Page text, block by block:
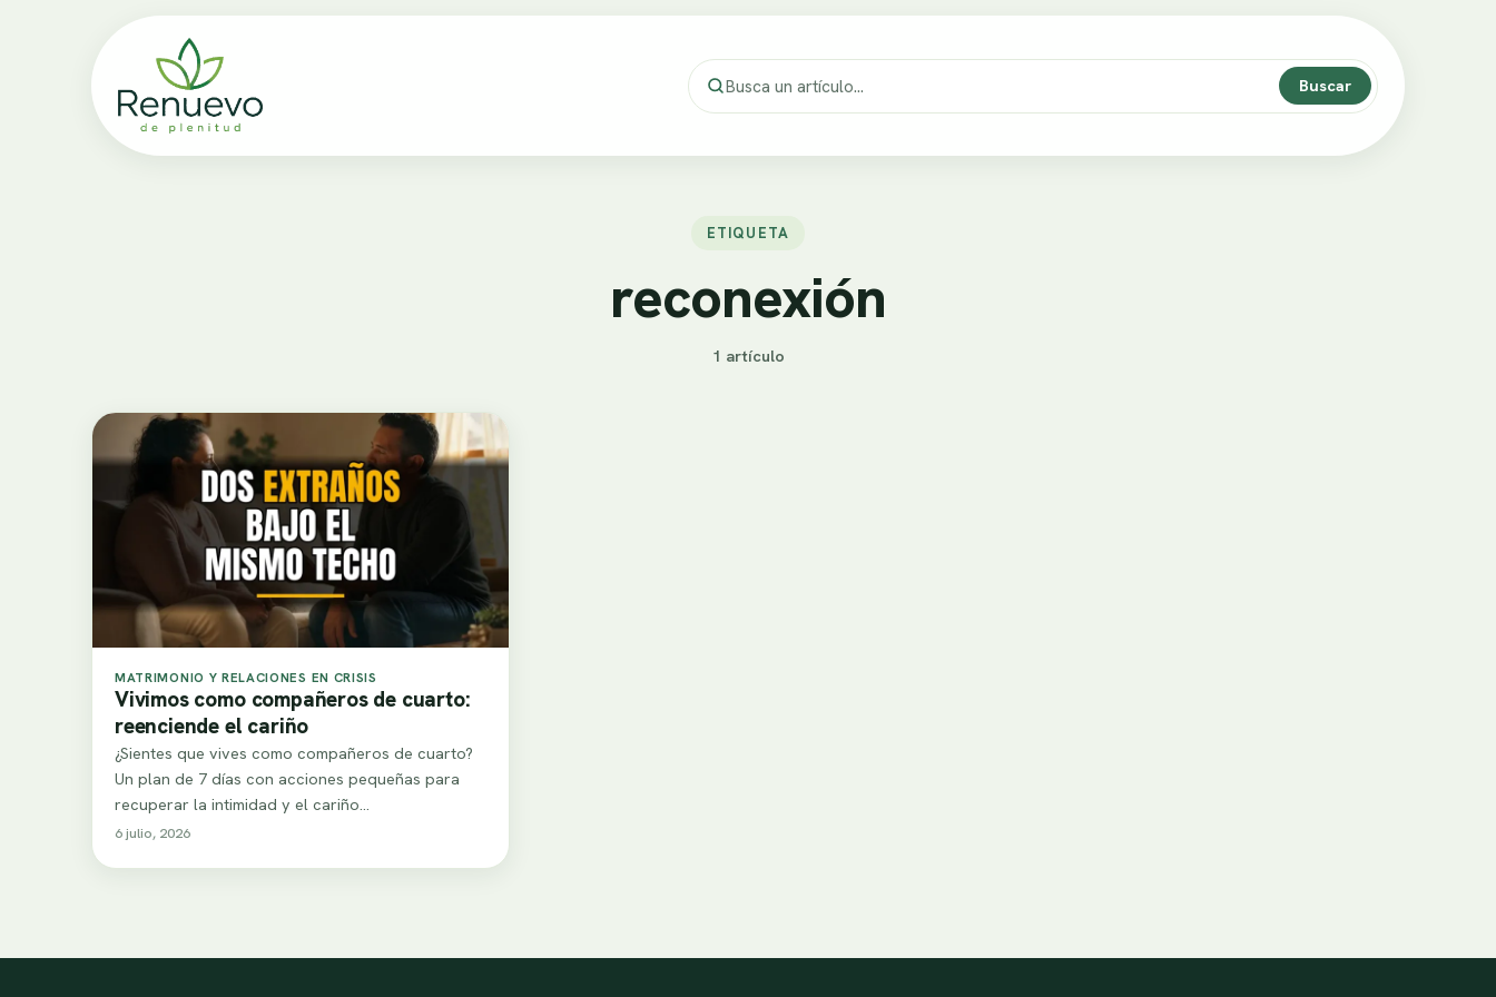
Buscar
ETIQUETA
reconexión
1 artículo
MATRIMONIO Y RELACIONES EN CRISIS
Vivimos como compañeros de cuarto:
reenciende el cariño
¿Sientes que vives como compañeros de cuarto?
Un plan de 7 días con acciones pequeñas para
recuperar la intimidad y el cariño…
6 julio, 2026